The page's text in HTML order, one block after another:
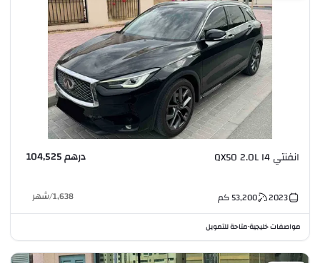
انفنتي QX50 2.0L I4 درهم 104,525
2023
53,200كم 1,638
/شهر
مواصفات خليجية•متاحة للتمويل